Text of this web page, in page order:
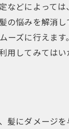
どによって
悩みを解消
ズに行えま
してみてはい
にダメージ